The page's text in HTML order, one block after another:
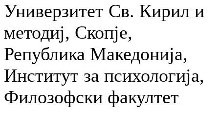
Универзитет Св. Кирил и
методиј, Скопје,
Република Македонија,
Институт за психологија,
Филозофски факултет